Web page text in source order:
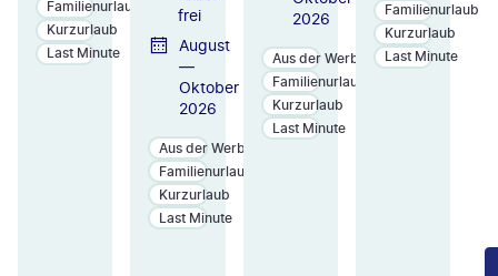
Familienurlaub
Kurzurlaub
Last Minute
frei
August
—
Oktober
2026
Aus der Werbung
Familienurlaub
Kurzurlaub
Last Minute
2026
Aus der Werbung
Familienurlaub
Kurzurlaub
Last Minute
Familienurlaub
Kurzurlaub
Last Minute